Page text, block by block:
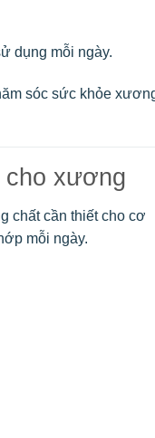
dụng mỗi ngày.
sóc sức khỏe
cho xương
chất cần thiết cho cơ
mỗi ngày.